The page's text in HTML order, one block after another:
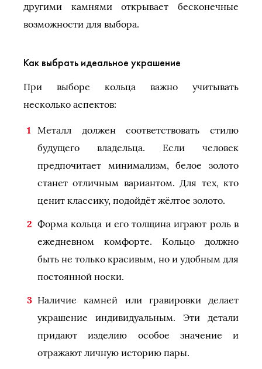
другими камнями открывает бесконечные
возможности для выбора.
Как выбрать идеальное украшение
При выборе кольца важно учитывать
несколько аспектов:
Металл должен соответствовать стилю
будущего владельца. Если человек
предпочитает минимализм, белое золото
станет отличным вариантом. Для тех, кто
ценит классику, подойдёт жёлтое золото.
Форма кольца и его толщина играют роль в
ежедневном комфорте. Кольцо должно
быть не только красивым, но и удобным для
постоянной носки.
Наличие камней или гравировки делает
украшение индивидуальным. Эти детали
придают изделию особое значение и
отражают личную историю пары.